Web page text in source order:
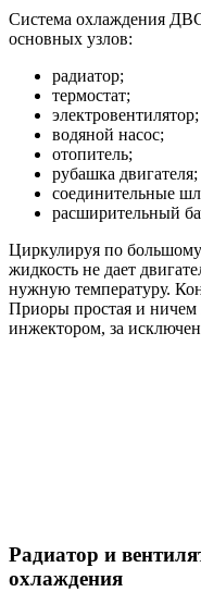
Система охлаждения
основных узлов:
радиатор;
термостат;
электровентилятор;
водяной насос;
отопитель;
рубашка двигателя;
соединительные
расширительный
Циркулируя по
жидкость не дает
нужную температуру.
Приоры простая и ничем
инжектором, за
Радиатор и
охлаждения